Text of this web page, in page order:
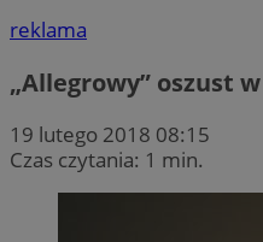
reklama
„Allegrowy” oszust
19 lutego 2018 08:15
Czas czytania: 1 min.